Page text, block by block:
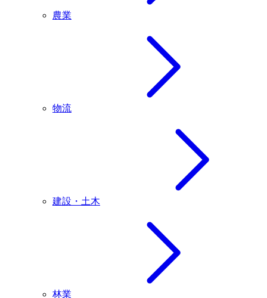
農業
物流
建設・土木
林業